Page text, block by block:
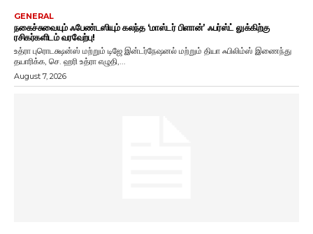
GENERAL
நகைச்சுவையும் ஃபேண்டஸியும் கலந்த ‘மாஸ்டர் பிளான்’ ஃபர்ஸ்ட் லுக்கிற்கு
ரசிகர்களிடம் வரவேற்பு!
உத்ரா புரொடக்ஷன்ஸ் மற்றும் டிஜே இன்டர்நேஷனல் மற்றும் தியா ஃபிலிம்ஸ் இணைந்து
தயாரிக்க, செ. ஹரி உத்ரா எழுதி,...
August 7, 2026